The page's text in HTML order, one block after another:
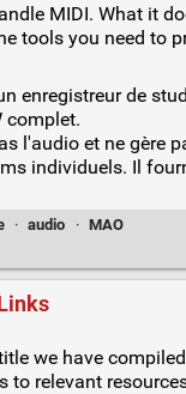
MIDI. What it
tools you need to
enregistreur de
complet.
l'audio et ne
individuels. Il
· audio · MAO
we have
to relevant